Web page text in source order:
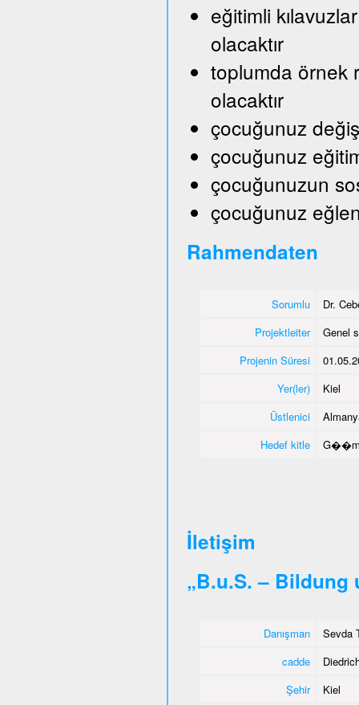
eğitimli
olacaktır
toplumda örnek
olacaktır
çocuğunuz
çocuğunuz
çocuğunuzun
çocuğunuz
Rahmendaten
Sorumlu
Dr.
Projektleiter
Genel
Projenin Süresi
Yer(ler)
Kiel
Üstlenici
Hedef kitle
İletişim
„B.u.S. – Bildung
Danışman
Sevda
cadde
Şehir
Kiel